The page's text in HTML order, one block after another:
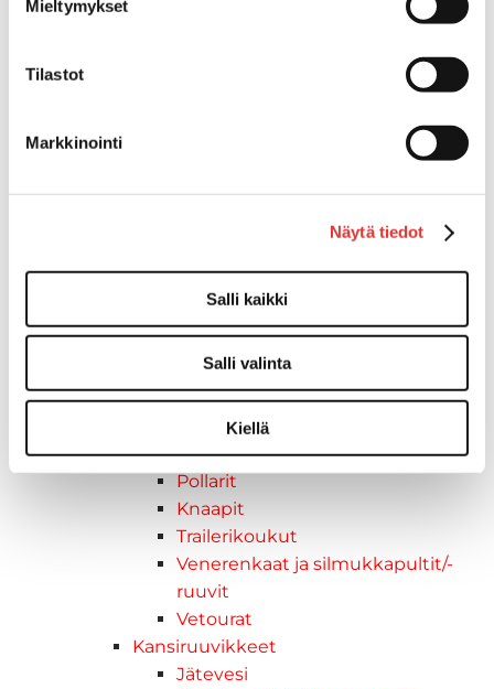
Mieltymykset
Tilastot
Markkinointi
Näytä tiedot
Salli kaikki
Salli valinta
Kiellä
Kuljetusramppien tarvikkeet
Taavetit
Liukukoneistot
Tuolinjalat
Tuolit
Venetuolit
Veneen kiinnitys
Pollarit
Knaapit
Trailerikoukut
Venerenkaat ja silmukkapultit/-
ruuvit
Vetourat
Kansiruuvikkeet
Jätevesi